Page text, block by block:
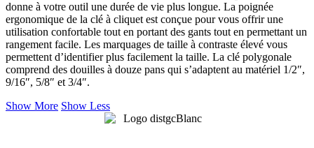
donne à votre outil une durée de vie plus longue. La poignée
ergonomique de la clé à cliquet est conçue pour vous offrir une
utilisation confortable tout en portant des gants tout en permettant un
rangement facile. Les marquages ​​de taille à contraste élevé vous
permettent d’identifier plus facilement la taille. La clé polygonale
comprend des douilles à douze pans qui s’adaptent au matériel 1/2″,
9/16″, 5/8″ et 3/4″.
Show More Show Less